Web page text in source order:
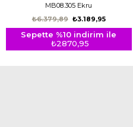
MB08.305 Ekru
₺3.189,95
₺6.379,89
Sepette %10 indirim ile
₺2870,95